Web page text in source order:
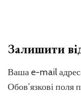
Залишити
Ваша e-mail
Обов’язкові поля